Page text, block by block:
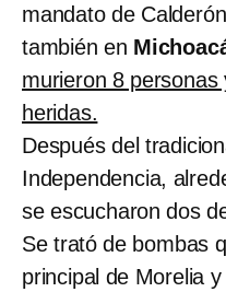
mandato de
también en
murieron 8
heridas.
Después del
Independencia,
se escucharon dos
Se trató de bombas
principal de Morelia